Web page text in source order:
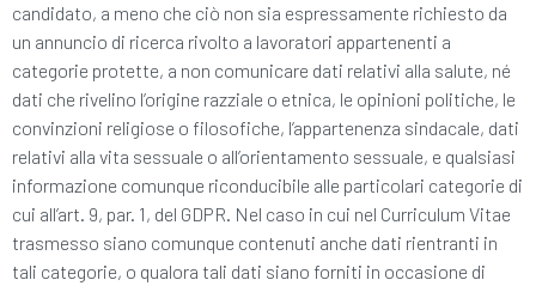
candidato, a meno che ciò non sia espressamente richiesto da
un annuncio di ricerca rivolto a lavoratori appartenenti a
categorie protette, a non comunicare dati relativi alla salute, né
dati che rivelino l’origine razziale o etnica, le opinioni politiche, le
convinzioni religiose o filosofiche, l’appartenenza sindacale, dati
relativi alla vita sessuale o all’orientamento sessuale, e qualsiasi
informazione comunque riconducibile alle particolari categorie di
cui all’art. 9, par. 1, del GDPR. Nel caso in cui nel Curriculum Vitae
trasmesso siano comunque contenuti anche dati rientranti in
tali categorie, o qualora tali dati siano forniti in occasione di